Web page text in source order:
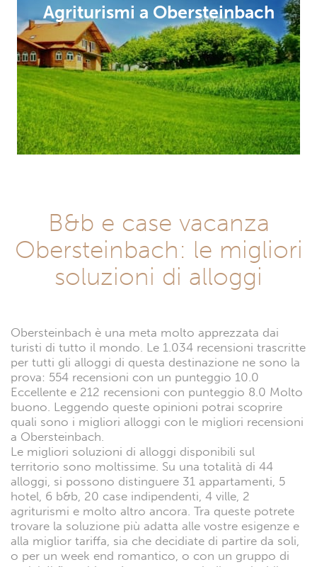
Agriturismi a Obersteinbach
B&b e case vacanza
Obersteinbach: le migliori
soluzioni di alloggi